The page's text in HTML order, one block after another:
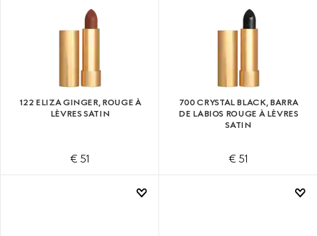
122 ELIZA GINGER, ROUGE À
LÈVRES SATIN
€ 51
700 CRYSTAL BLACK, BARRA
DE LABIOS ROUGE À LÈVRES
SATIN
€ 51